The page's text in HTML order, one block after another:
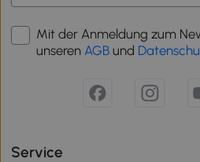
Mit der Anmeldung zum
unseren AGB und
Service